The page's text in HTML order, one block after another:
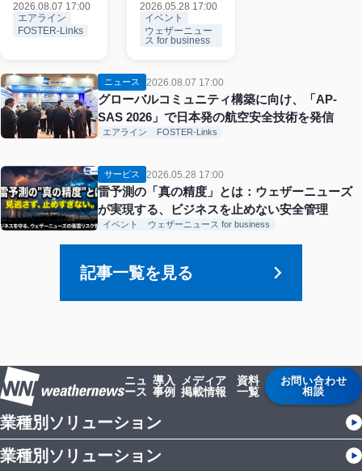
2026.08.07 17:00
エアライン
FOSTER-Links
2026.05.28 17:00
イベント
ウェザーニュー
ス for business
ニュース 2026.08.07 17:00
グローバルコミュニティ構築に向け、「AP-
SAS 2026」で日本発の航空安全技術を発信
エアライン FOSTER-Links
サービス 2026.05.28 17:00
雷予測の「真の精度」とは：ウェザーニューズ
が実現する、ビジネスを止めない安全管理
イベント ウェザーニュース for business
記事一覧を見る
ニュ
ース
導入
事例
メディア
掲載情報
資料
一覧
お問い合わせ
相談
業種別ソリューション
業種別ソリューション